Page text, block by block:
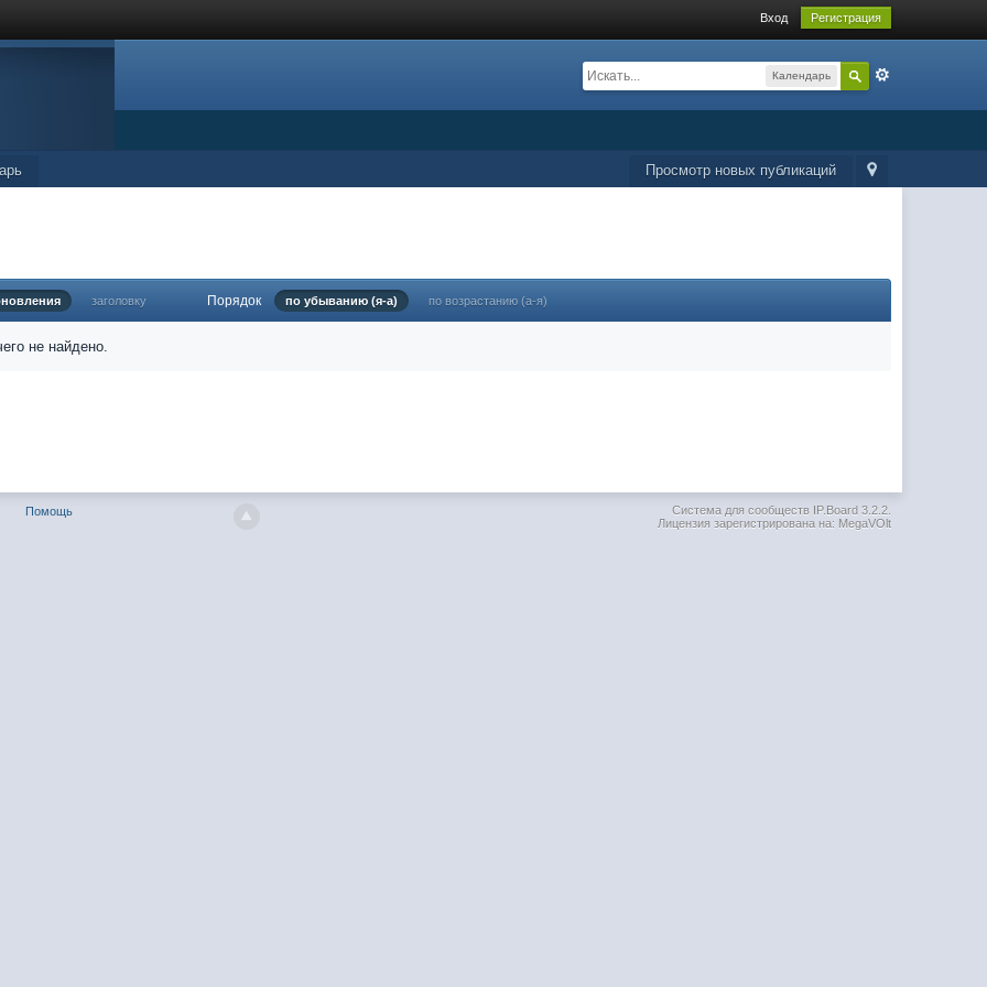
Вход Регистрация
Календарь
Просмотр новых публикаций
заголовку Порядок по убыванию (я-а) по возрастанию (а-я)
не найдено.
Помощь Система для сообществ IP.Board 3.2.2.
Лицензия зарегистрирована на: MegaVOlt